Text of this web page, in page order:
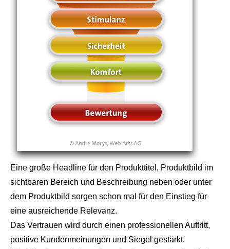
Eine große Headline für den Produkttitel, Produktbild im
sichtbaren Bereich und Beschreibung neben oder unter
dem Produktbild sorgen schon mal für den Einstieg für
eine ausreichende Relevanz.
Das Vertrauen wird durch einen professionellen Auftritt,
positive Kundenmeinungen und Siegel gestärkt.